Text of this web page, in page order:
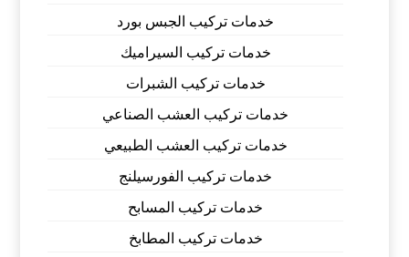
خدمات تركيب الجبس بورد
خدمات تركيب السيراميك
خدمات تركيب الشبرات
خدمات تركيب العشب الصناعي
خدمات تركيب العشب الطبيعي
خدمات تركيب الفورسيلنج
خدمات تركيب المسابح
خدمات تركيب المطابخ